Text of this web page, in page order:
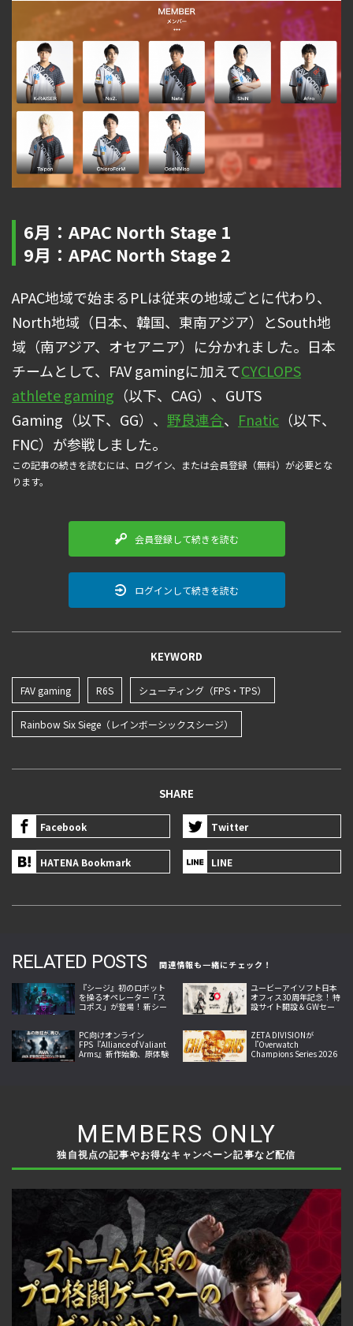
6月：APAC North Stage 1
9月：APAC North Stage 2
APAC地域で始まるPLは従来の地域ごとに代わり、
North地域（日本、韓国、東南アジア）とSouth地
域（南アジア、オセアニア）に分かれました。日本
チームとして、FAV gamingに加えてCYCLOPS
athlete gaming （以下、CAG）、GUTS
Gaming（以下、GG）、 野良連合、 Fnatic （以下、
FNC）が参戦しました。
この記事の続きを読むには、ログイン、または会員登録（無料）が必要とな
ります。
会員登録して続きを読む
ログインして続きを読む
KEYWORD
FAV gaming R6S シューティング（FPS・TPS）
Rainbow Six Siege（レインボーシックスシージ）
SHARE
Facebook Twitter
HATENA Bookmark LINE
RELATED POSTS
関連情報も一緒にチェック！
『シージ』初のロボット
を操るオペレーター「ス
コポス」が登場！ 新シー
スタート
ユービーアイソフト日本
オフィス30周年記念！ 特
設サイト開設＆GWセー
PC向けオンライン
FPS『Alliance of Valiant
Arms』新作始動、原体験
ZETA DIVISIONが
『Overwatch
Champions Series 2026
MEMBERS ONLY
独自視点の記事やお得なキャンペーン記事など配信